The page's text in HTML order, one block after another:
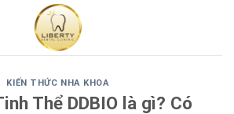
KIẾN THỨC NHA KHOA
Thể DDBIO là gì? Có